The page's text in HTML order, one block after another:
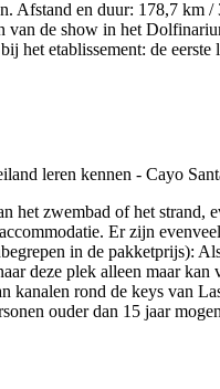
Afstand en duur: 178,7 km
van de show in het
het etablissement: de
het zwembad of het strand,
Er zijn
in de pakketprijs):
deze plek alleen maar
kanalen rond de keys van
ouder dan 15 jaar